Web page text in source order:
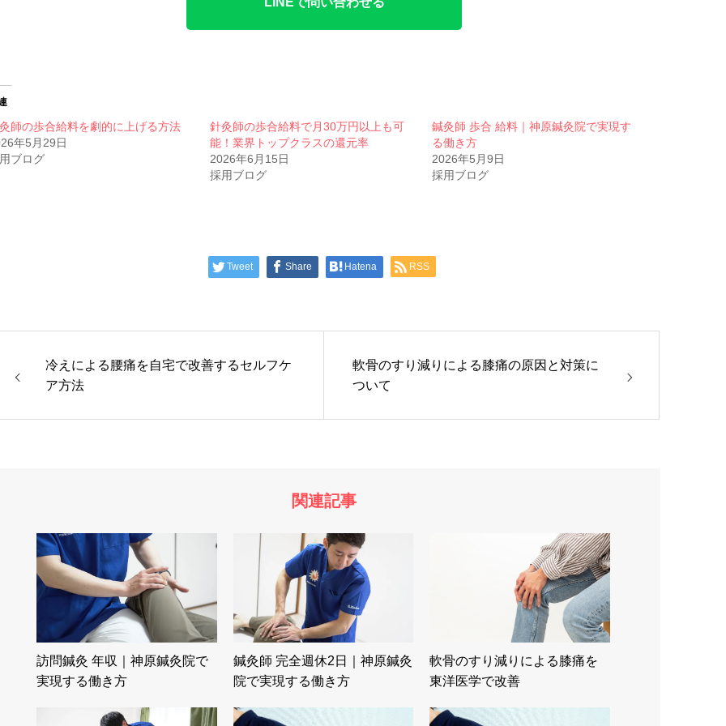
師の歩合給料を劇的に上げる方法
年5月29日
ブログ
針灸師の歩合給料で月30万円以上も可
能！業界トップクラスの還元率
2026年6月15日
採用ブログ
鍼灸師 歩合 給料｜神原鍼灸院で実現す
る働き方
2026年5月9日
採用ブログ
Tweet Share Hatena RSS
冷えによる腰痛を自宅で改善するセルフケ
ア方法
軟骨のすり減りによる膝痛の原因と対策に
ついて
関連記事
訪問鍼灸 年収｜神原鍼灸院で
実現する働き方
鍼灸師 完全週休2日｜神原鍼灸
院で実現する働き方
軟骨のすり減りによる膝痛を
東洋医学で改善